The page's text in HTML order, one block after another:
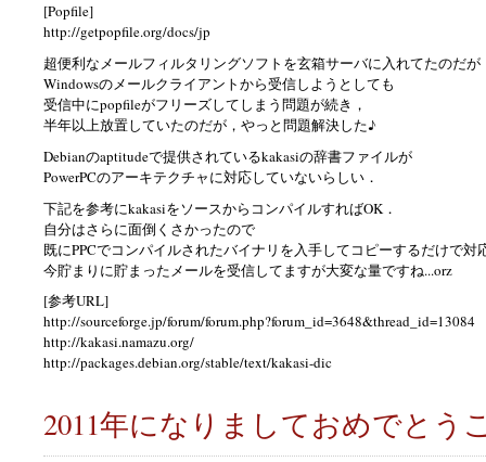
[Popfile]
http://getpopfile.org/docs/jp
超便利なメールフィルタリングソフトを玄箱サーバに入れてたのだが
Windowsのメールクライアントから受信しようとしても
受信中にpopfileがフリーズしてしまう問題が続き，
半年以上放置していたのだが，やっと問題解決した♪
Debianのaptitudeで提供されているkakasiの辞書ファイルが
PowerPCのアーキテクチャに対応していないらしい．
下記を参考にkakasiをソースからコンパイルすればOK．
自分はさらに面倒くさかったので
既にPPCでコンパイルされたバイナリを入手してコピーするだけで対
今貯まりに貯まったメールを受信してますが大変な量ですね...orz
[参考URL]
http://sourceforge.jp/forum/forum.php?forum_id=3648&thread_id=13084
http://kakasi.namazu.org/
http://packages.debian.org/stable/text/kakasi-dic
2011年になりましておめでとう